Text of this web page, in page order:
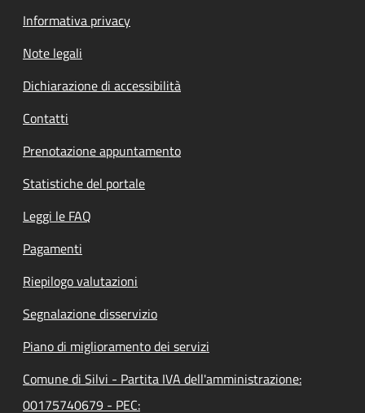
Informativa privacy
Note legali
Dichiarazione di accessibilità
Contatti
Prenotazione appuntamento
Statistiche del portale
Leggi le FAQ
Pagamenti
Riepilogo valutazioni
Segnalazione disservizio
Piano di miglioramento dei servizi
Comune di Silvi - Partita IVA dell'amministrazione:
00175740679 - PEC: